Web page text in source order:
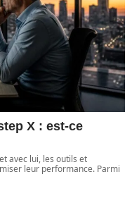
X : est-ce
avec lui, les outils et
leur performance. Parmi